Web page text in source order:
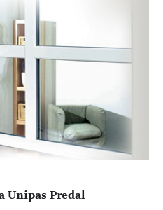
Unipas Predal